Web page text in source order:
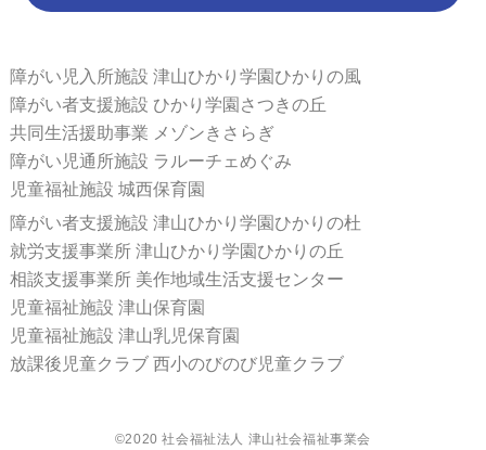
障がい児入所施設 津山ひかり学園ひかりの風
障がい者支援施設 ひかり学園さつきの丘
共同生活援助事業 メゾンきさらぎ
障がい児通所施設 ラルーチェめぐみ
児童福祉施設 城西保育園
障がい者支援施設 津山ひかり学園ひかりの杜
就労支援事業所 津山ひかり学園ひかりの丘
相談支援事業所 美作地域生活支援センター
児童福祉施設 津山保育園
児童福祉施設 津山乳児保育園
放課後児童クラブ 西小のびのび児童クラブ
©2020 社会福祉法人 津山社会福祉事業会